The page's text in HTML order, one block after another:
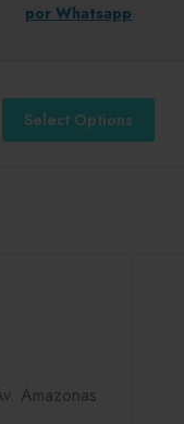
por Whatsapp
Select Options
Amazonas